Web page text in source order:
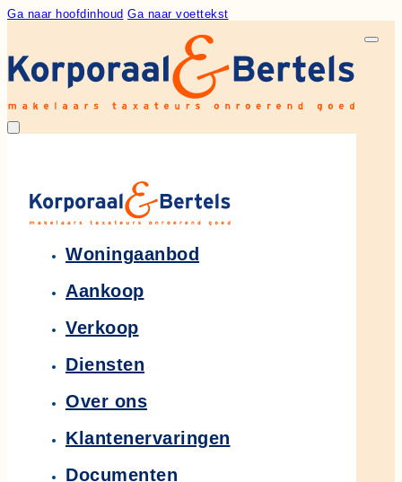
Ga naar hoofdinhoud Ga naar voettekst
Woningaanbod
Aankoop
Verkoop
Diensten
Over ons
Klantenervaringen
Documenten